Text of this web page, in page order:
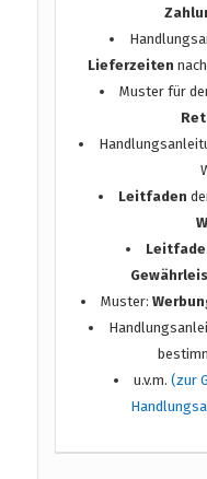
Lieferzeiten
Muster für
Leitfaden
Muster:
u.v.m.(zur